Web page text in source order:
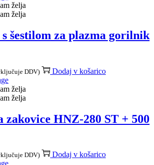
želja
želja
šestilom za plazma gorilnik
DDV) Dodaj v košarico
želja
želja
zakovice HNZ-280 ST + 500
DDV) Dodaj v košarico